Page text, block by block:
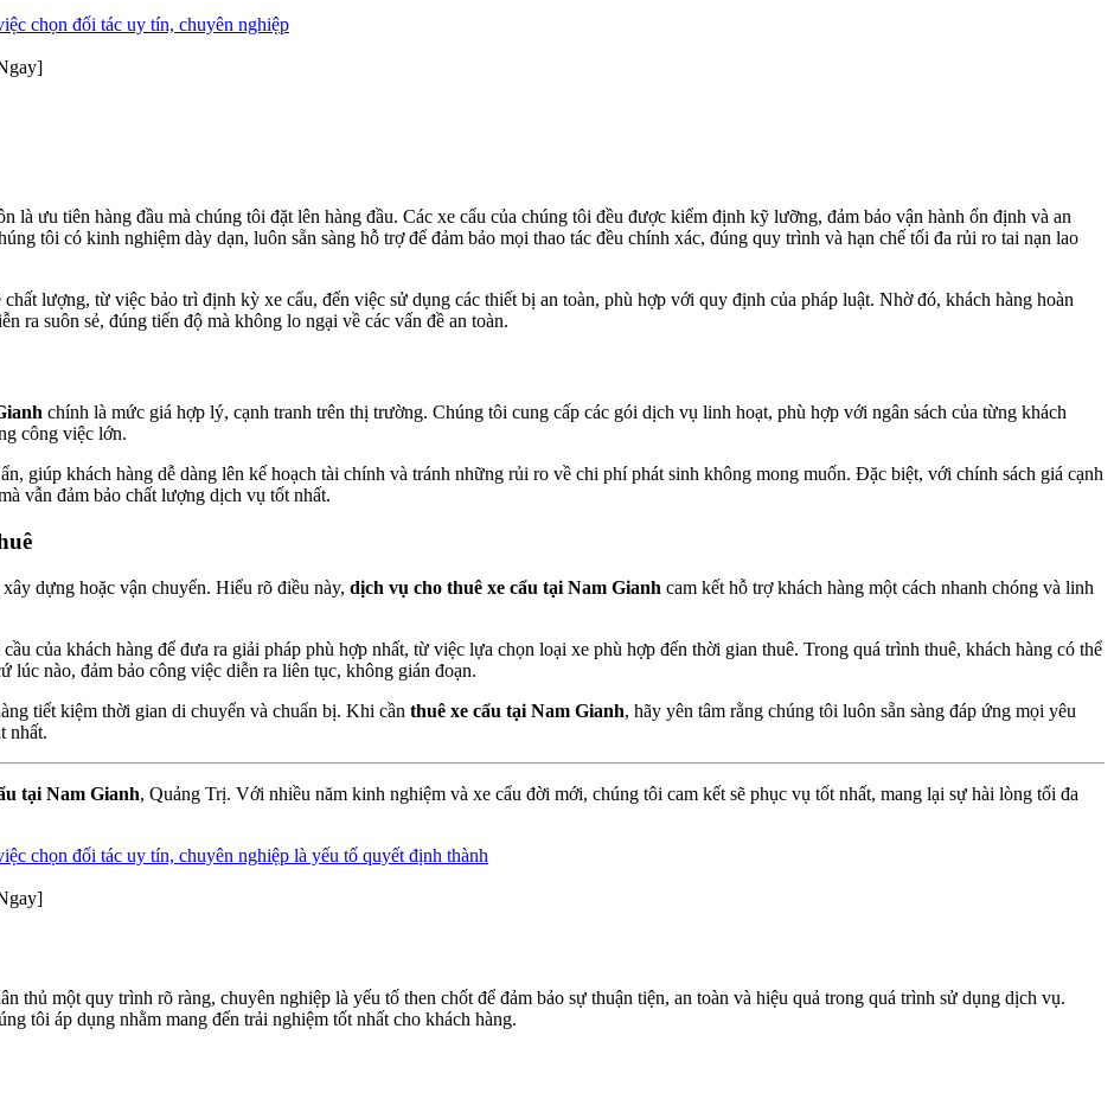
là ưu tiên hàng đầu mà chúng tôi đặt lên hàng đầu. Các xe cẩu của chúng tôi đều được kiểm định kỹ lưỡng, đảm bảo vận hành ổn định và an
tôi có kinh nghiệm dày dạn, luôn sẵn sàng hỗ trợ để đảm bảo mọi thao tác đều chính xác, đúng quy trình và hạn chế tối đa rủi ro tai nạn lao
lượng, từ việc bảo trì định kỳ xe cẩu, đến việc sử dụng các thiết bị an toàn, phù hợp với quy định của pháp luật. Nhờ đó, khách hàng hoàn
ra suôn sẻ, đúng tiến độ mà không lo ngại về các vấn đề an toàn.
chính là mức giá hợp lý, cạnh tranh trên thị trường. Chúng tôi cung cấp các gói dịch vụ linh hoạt, phù hợp với ngân sách của từng khách
công việc lớn.
giúp khách hàng dễ dàng lên kế hoạch tài chính và tránh những rủi ro về chi phí phát sinh không mong muốn. Đặc biệt, với chính sách giá cạnh
vẫn đảm bảo chất lượng dịch vụ tốt nhất.
dựng hoặc vận chuyển. Hiểu rõ điều này, dịch vụ cho thuê xe cẩu tại Nam Gianh cam kết hỗ trợ khách hàng một cách nhanh chóng và linh
của khách hàng để đưa ra giải pháp phù hợp nhất, từ việc lựa chọn loại xe phù hợp đến thời gian thuê. Trong quá trình thuê, khách hàng có thể
lúc nào, đảm bảo công việc diễn ra liên tục, không gián đoạn.
tiết kiệm thời gian di chuyển và chuẩn bị. Khi cần thuê xe cẩu tại Nam Gianh, hãy yên tâm rằng chúng tôi luôn sẵn sàng đáp ứng mọi yêu
nhất.
tại Nam Gianh, Quảng Trị. Với nhiều năm kinh nghiệm và xe cẩu đời mới, chúng tôi cam kết sẽ phục vụ tốt nhất, mang lại sự hài lòng tối đa
thủ một quy trình rõ ràng, chuyên nghiệp là yếu tố then chốt để đảm bảo sự thuận tiện, an toàn và hiệu quả trong quá trình sử dụng dịch vụ.
tôi áp dụng nhằm mang đến trải nghiệm tốt nhất cho khách hàng.